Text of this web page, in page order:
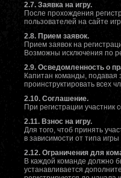
2.7. Заявка на игру.
После прохождения
пользователей на сайте
2.8. Прием заявок.
Прием заявок на
Возможны исключения по
2.9. Осведомленность о
Капитан команды, подавая
проинструктировать всех
2.10. Соглашение.
При регистрации участник
2.11. Взнос на игру.
Для того, чтоб принять
в зависимости от типа
2.12. Ограничения для
В каждой команде должно
устанавливается